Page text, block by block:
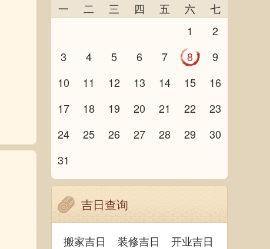
一
二 三 四 五 六
七
1
2
3
4 5 6 7 8
9
10
11 12 13 14 15
16
17
18 19 20 21 22
23
24
25 26 27 28 29
30
31
吉日查询
搬家吉日 装修吉日
开业吉日